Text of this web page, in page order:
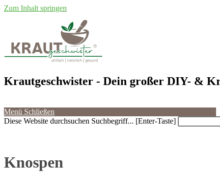
Zum Inhalt springen
Krautgeschwister - Dein großer DIY- &
Menü Schließen
Diese Website durchsuchen Suchbegriff... [Enter-Taste]
Knospen